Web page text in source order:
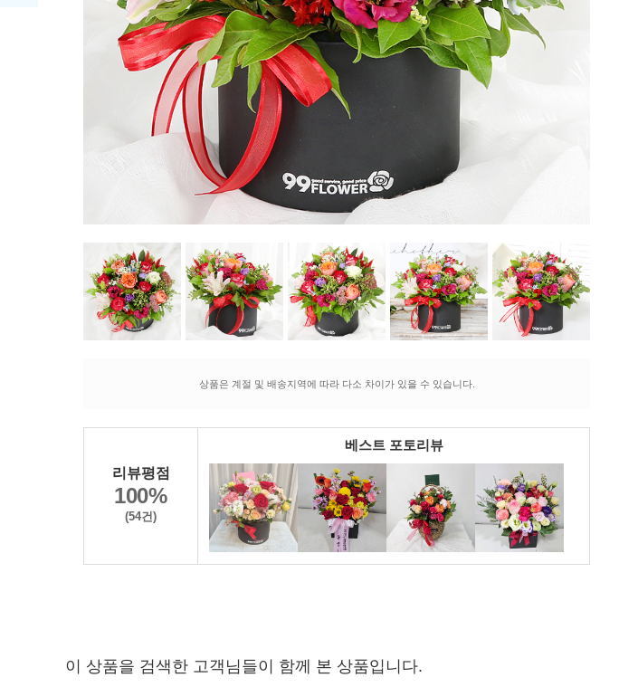
상품은 계절 및 배송지역에 따라 다소 차이가 있을 수 있습니다.
리뷰평점
100%
(54건)
베스트 포토리뷰
이 상품을 검색한 고객님들이 함께 본 상품입니다.